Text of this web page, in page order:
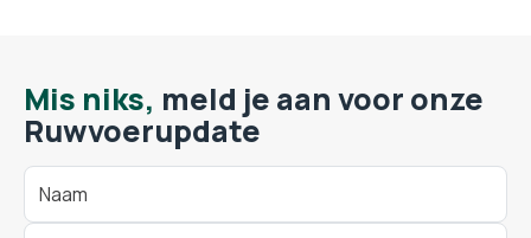
Mis niks, meld je aan voor onze
Ruwvoerupdate